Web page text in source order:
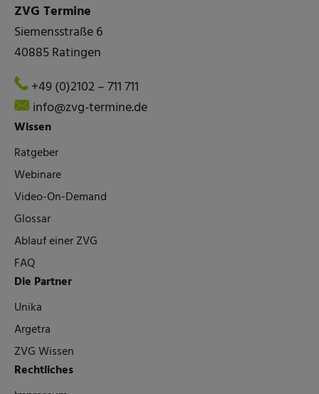
ZVG Termine
Siemensstraße 6
40885 Ratingen
+49 (0)2102 – 711 711
info@zvg-termine.de
Wissen
Ratgeber
Webinare
Video-On-Demand
Glossar
Ablauf einer ZVG
FAQ
Die Partner
Unika
Argetra
ZVG Wissen
Rechtliches